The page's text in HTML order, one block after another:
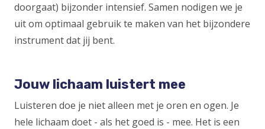
doorgaat) bijzonder intensief. Samen nodigen we je
uit om optimaal gebruik te maken van het bijzondere
instrument dat jij bent.
Jouw lichaam luistert mee
Luisteren doe je niet alleen met je oren en ogen. Je
hele lichaam doet - als het goed is - mee. Het is een